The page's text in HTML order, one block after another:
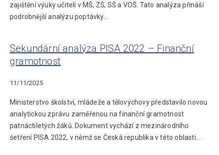
zajištění výuky učiteli v MŠ, ZŠ, SŠ a VOŠ. Tato analýza přináší
podrobnější analýzu poptávky…
Sekundární analýza PISA 2022 – Finanční
gramotnost
11/11/2025
Ministerstvo školství, mládeže a tělovýchovy představilo novou
analytickou zprávu zaměřenou na finanční gramotnost
patnáctiletých žáků. Dokument vychází z mezinárodního
šetření PISA 2022, v němž se Česká republika v této oblasti…